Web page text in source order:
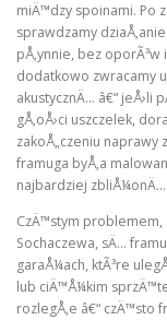
miÄ™dzy spoinami. Po
sprawdzamy
pÅ‚ynnie, bez
dodatkowo zwracamy
akustycznÄ… â€“
gÅ‚oÅ›ci uszczelek,
zakoÅ„czeniu naprawy
framuga byÅ‚a
najbardziej
CzÄ™stym problemem,
Sochaczewa, sÄ…
garaÅ¼ach, ktÃ³re
lub ciÄ™Å¼kim
rozlegÅ‚e â€“